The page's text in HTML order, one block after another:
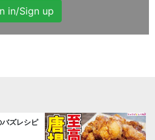
in/Sign up
ズレシピ